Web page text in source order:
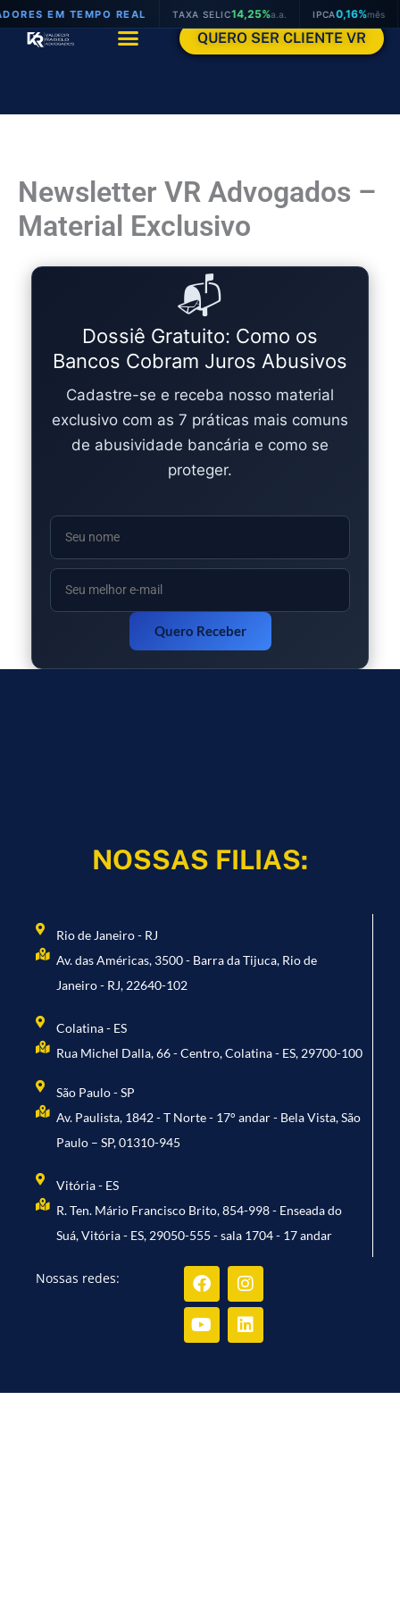
EM TEMPO REAL TAXA SELIC 14,25%a.a. IPCA0,16%mês
Ir
para
QUERO SER CLIENTE VR
Newsletter VR Advogados –
Material Exclusivo
📬
Dossiê Gratuito: Como os
Bancos Cobram Juros Abusivos
Cadastre-se e receba nosso material
exclusivo com as 7 práticas mais comuns
de abusividade bancária e como se
proteger.
Quero Receber
NOSSAS FILIAS:
Rio de Janeiro - RJ
Av. das Américas, 3500 - Barra da Tijuca, Rio de
Janeiro - RJ, 22640-102
Colatina - ES
Rua Michel Dalla, 66 - Centro, Colatina - ES, 29700-100
São Paulo - SP
Av. Paulista, 1842 - T Norte - 17° andar - Bela Vista, São
Paulo – SP, 01310-945
Vitória - ES
R. Ten. Mário Francisco Brito, 854-998 - Enseada do
Suá, Vitória - ES, 29050-555 - sala 1704 - 17 andar
Nossas redes: FacebookInstagram
YoutubeLinkedin